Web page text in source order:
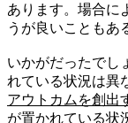
あります。場合に
うが良いこともあ
いかがだったでし
れている状況は異
アウトカムを創出
が置かれている状